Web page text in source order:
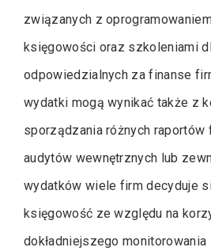
związanych z
księgowości oraz szkoleniami
odpowiedzialnych za finanse
wydatki mogą wynikać także z
sporządzania różnych raportów
audytów wewnętrznych lub
wydatków wiele firm decyduje
księgowość ze względu na
dokładniejszego